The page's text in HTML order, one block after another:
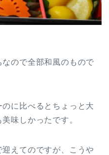
ので全部和風のもので
に比べるとちょっと大
味しかったです。
えてのですが、こうや